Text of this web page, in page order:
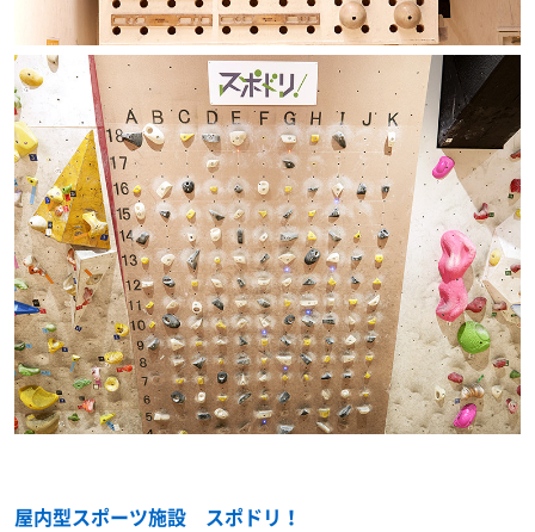
屋内型スポーツ施設 スポドリ！